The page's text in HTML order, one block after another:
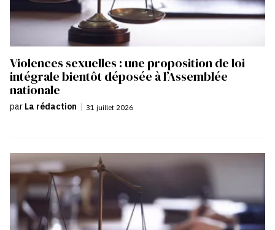
Violences sexuelles : une proposition de loi
intégrale bientôt déposée à l’Assemblée
nationale
par La rédaction | 31 juillet 2026